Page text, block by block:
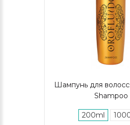
Шампунь для
Shampoo
200ml